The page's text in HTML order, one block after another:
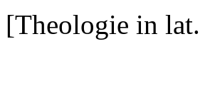
[Theologie in lat.